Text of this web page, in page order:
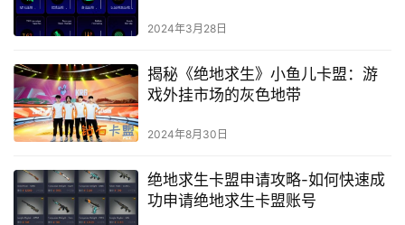
2024年3月28日
揭秘《绝地求生》小鱼儿卡盟：游
戏外挂市场的灰色地带
2024年8月30日
绝地求生卡盟申请攻略-如何快速成
功申请绝地求生卡盟账号